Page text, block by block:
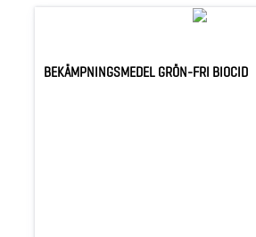
BEKÄMPNINGSMEDEL GRÖN-FRI BIOCID